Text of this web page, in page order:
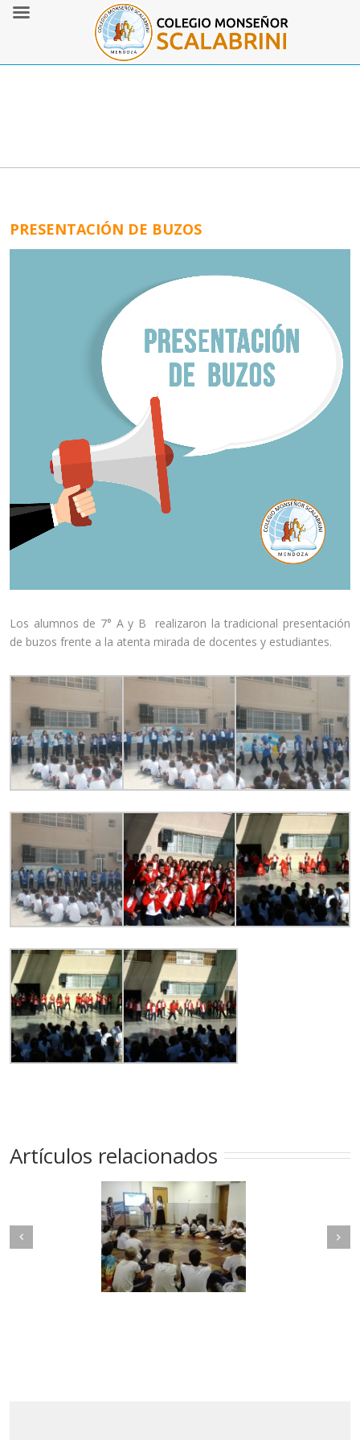
PRESENTACIÓN DE BUZOS
Los alumnos de 7° A y B realizaron la tradicional presentación
de buzos frente a la atenta mirada de docentes y estudiantes.
Artículos relacionados